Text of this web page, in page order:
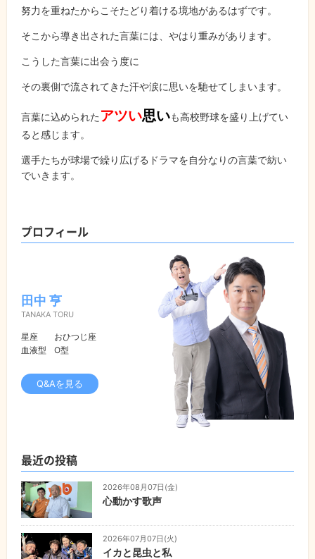
努力を重ねたからこそたどり着ける境地があるはずです。
そこから導き出された言葉には、やはり重みがあります。
こうした言葉に出会う度に
その裏側で流されてきた汗や涙に思いを馳せてしまいます。
言葉に込められた アツい思いも高校野球を盛り上げてい
ると感じます。
選手たちが球場で繰り広げるドラマを自分なりの言葉で紡い
でいきます。
プロフィール
田中 亨
TANAKA TORU
星座
おひつじ座
血液型
O型
Q&Aを見る
最近の投稿
2026年08月07日(金)
心動かす歌声
2026年07月07日(火)
イカと昆虫と私